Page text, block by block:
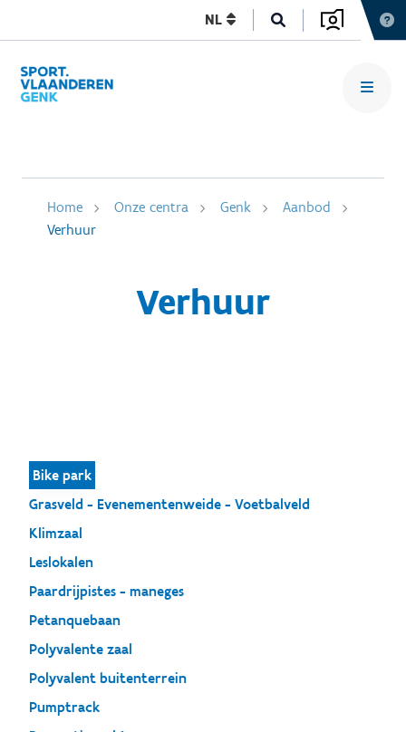
NL
Home Onze centra Genk
Aanbod
Verhuur
Verhuur
Bike park
Grasveld - Evenementenweide - Voetbalveld
Klimzaal
Leslokalen
Paardrijpistes - maneges
Petanquebaan
Polyvalente zaal
Polyvalent buitenterrein
Pumptrack